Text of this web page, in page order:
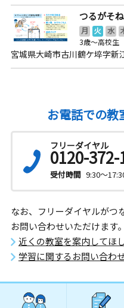
つるがそ
月 火 水
3歳～高校生
宮城県大崎市古川鶴ケ埣字新
お電話での教
フリーダイヤル
0120-372-
受付時間 9:30～
なお、フリーダイヤルがつ
お問い合わせいただけます。
近くの教室を案内してほ
学習に関するお問い合わ